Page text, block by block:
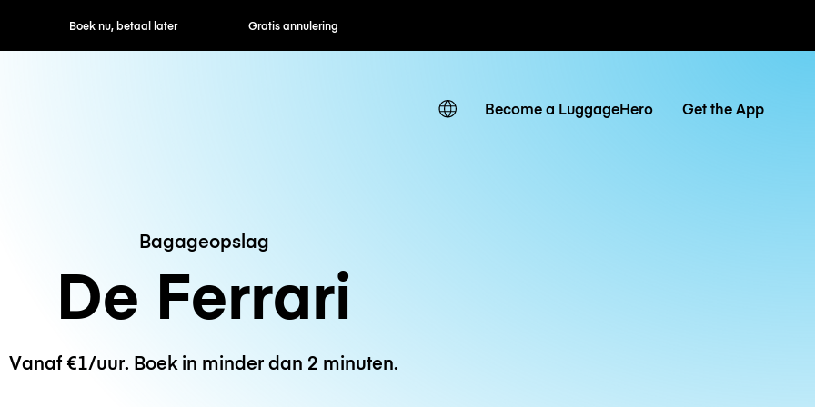
nu, betaal later Gratis annulering Uur- / dagtarieven
Become a LuggageHero Get the App
Bagageopslag
De Ferrari
Vanaf €1/uur. Boek in minder dan 2 minuten.